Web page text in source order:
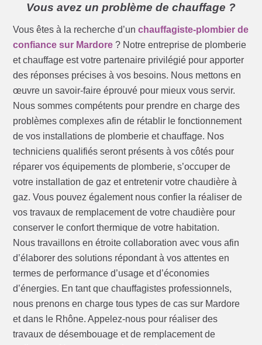
Vous avez un problème de chauffage ?
Vous êtes à la recherche d’unchauffagiste-plombier de
confiance sur Mardore ? Notre entreprise de plomberie
et chauffage est votre partenaire privilégié pour apporter
des réponses précises à vos besoins. Nous mettons en
œuvre un savoir-faire éprouvé pour mieux vous servir.
Nous sommes compétents pour prendre en charge des
problèmes complexes afin de rétablir le fonctionnement
de vos installations de plomberie et chauffage. Nos
techniciens qualifiés seront présents à vos côtés pour
réparer vos équipements de plomberie, s’occuper de
votre installation de gaz et entretenir votre chaudière à
gaz. Vous pouvez également nous confier la réaliser de
vos travaux de remplacement de votre chaudière pour
conserver le confort thermique de votre habitation.
Nous travaillons en étroite collaboration avec vous afin
d’élaborer des solutions répondant à vos attentes en
termes de performance d’usage et d’économies
d’énergies. En tant que chauffagistes professionnels,
nous prenons en charge tous types de cas sur Mardore
et dans le Rhône. Appelez-nous pour réaliser des
travaux de désembouage et de remplacement de